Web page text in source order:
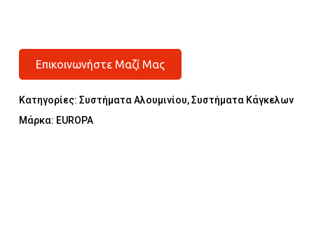
Επικοινωνήστε Μαζί Μας
Κατηγορίες: Συστήματα Αλουμινίου,Συστήματα Κάγκελων
Μάρκα: EUROPA